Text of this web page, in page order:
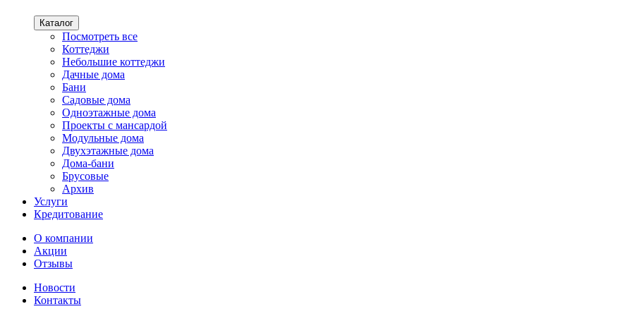
Каталог
Посмотреть все
Коттеджи
Небольшие коттеджи
Дачные дома
Бани
Садовые дома
Одноэтажные дома
Проекты с мансардой
Модульные дома
Двухэтажные дома
Дома-бани
Брусовые
Архив
Услуги
Кредитование
О компании
Акции
Отзывы
Новости
Контакты